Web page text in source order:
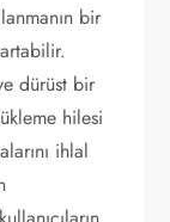
bir
dürüst bir
hilesi
ihlal